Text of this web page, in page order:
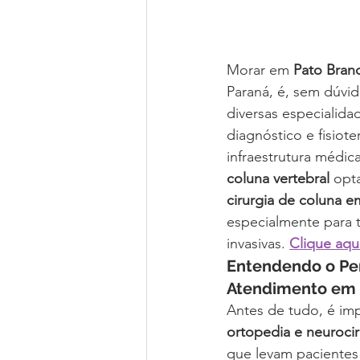
Morar em Pato
Paraná, é, sem
diversas
diagnóstico e
infraestrutura
coluna vertebral
cirurgia de coluna
especialmente
invasivas. Clique
Entendendo o
Atendimento em
Antes de tudo, é
ortopedia e
que levam